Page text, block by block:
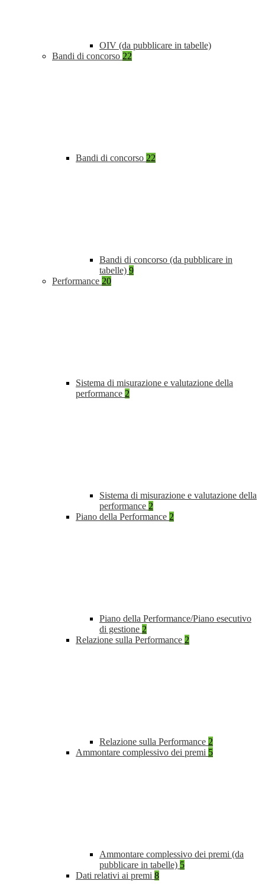
OIV (da pubblicare in tabelle)
Bandi di concorso 22
Bandi di concorso 22
Bandi di concorso (da pubblicare in
tabelle) 9
Performance 20
Sistema di misurazione e valutazione della
performance 2
Sistema di misurazione e valutazione della
performance 2
Piano della Performance 2
Piano della Performance/Piano esecutivo
di gestione 2
Relazione sulla Performance 2
Relazione sulla Performance 2
Ammontare complessivo dei premi 5
Ammontare complessivo dei premi (da
pubblicare in tabelle) 5
Dati relativi ai premi 8